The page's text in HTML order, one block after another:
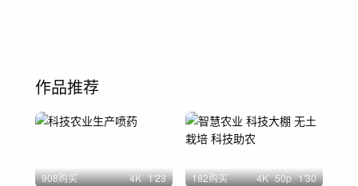
作品推荐
908购买 4K 1'23 182购买 4K 50p 1'30